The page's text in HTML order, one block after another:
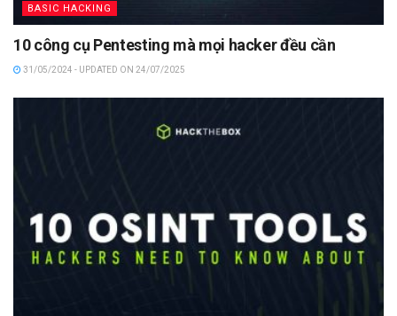
BASIC HACKING
10 công cụ Pentesting mà mọi hacker đều cần
31/05/2024 - UPDATED ON 24/07/2025